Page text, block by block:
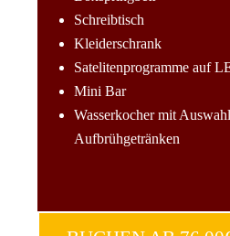
Schreibtisch
Kleiderschrank
Satelitenprogramme auf
Mini Bar
Wasserkocher mit
Aufbrühgetränken